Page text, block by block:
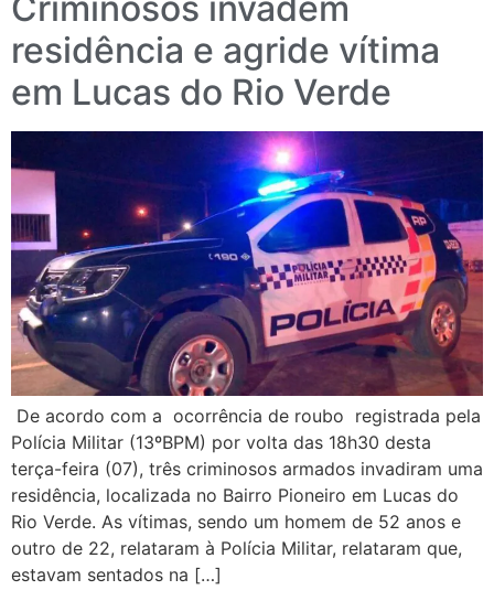
residência e agride vítima
em Lucas do Rio Verde
De acordo com a ocorrência de roubo registrada pela
Polícia Militar (13ºBPM) por volta das 18h30 desta
terça-feira (07), três criminosos armados invadiram uma
residência, localizada no Bairro Pioneiro em Lucas do
Rio Verde. As vítimas, sendo um homem de 52 anos e
outro de 22, relataram à Polícia Militar, relataram que,
estavam sentados na […]